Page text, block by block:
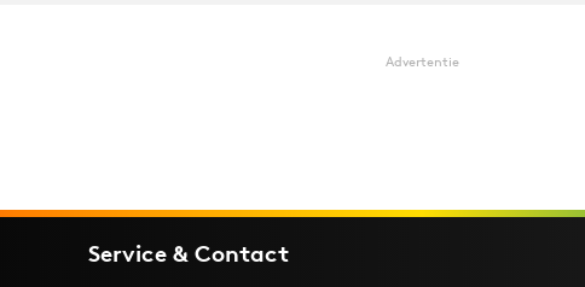
Advertentie
Service & Contact